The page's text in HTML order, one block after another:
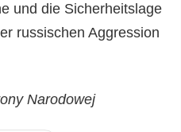
und die Sicherheitslage
russischen Aggression
Narodowej